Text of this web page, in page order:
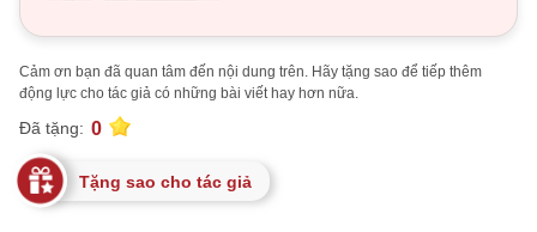
Cảm ơn bạn đã quan tâm đến nội dung trên. Hãy tặng sao để tiếp thêm
động lực cho tác giả có những bài viết hay hơn nữa.
Đã tặng: 0
Tặng sao cho tác giả